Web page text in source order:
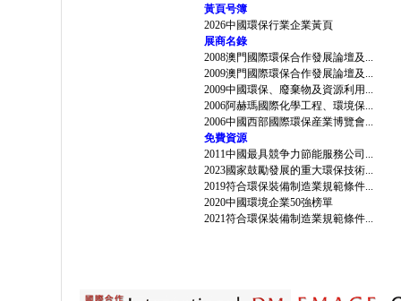
黃頁号簿
2026中國環保行業企業黃頁
展商名錄
2008澳門國際環保合作發展論壇及...
2009澳門國際環保合作發展論壇及...
2009中國環保、廢棄物及資源利用...
2006阿赫瑪國際化學工程、環境保...
2006中國西部國際環保産業博覽會...
免費資源
2011中國最具競争力節能服務公司...
2023國家鼓勵發展的重大環保技術...
2019符合環保裝備制造業規範條件...
2020中國環境企業50強榜單
2021符合環保裝備制造業規範條件...